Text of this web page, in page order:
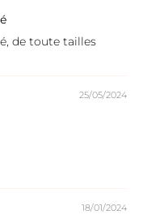
de toute tailles
25/05/2024
18/01/2024